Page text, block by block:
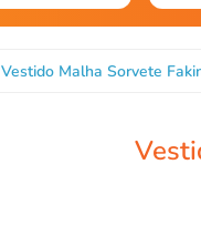
Vestido Malha Sorvete